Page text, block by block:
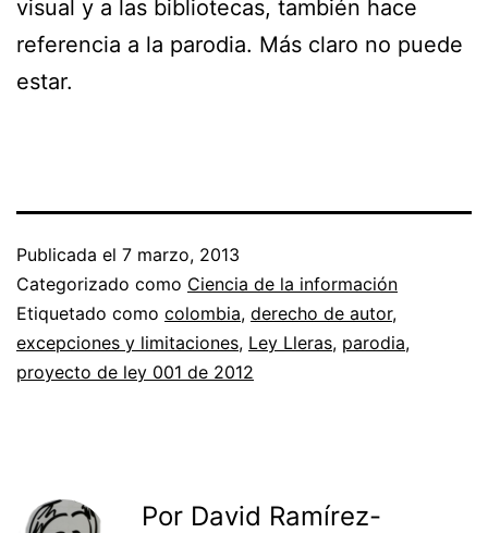
visual y a las bibliotecas, también hace
referencia a la parodia. Más claro no puede
estar.
Publicada el 7 marzo, 2013
Categorizado como Ciencia de la información
Etiquetado como colombia, derecho de autor,
excepciones y limitaciones, Ley Lleras, parodia,
proyecto de ley 001 de 2012
Por David Ramírez-